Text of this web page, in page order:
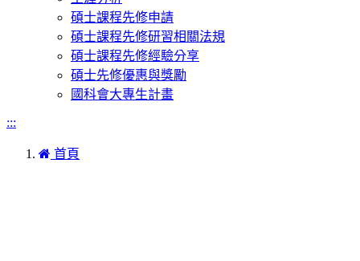
碩士課程先修申請
碩士課程先修研習相關法規
碩士課程先修經驗分享
碩士先修優惠與獎勵
國科會大專生計畫
:::
首頁